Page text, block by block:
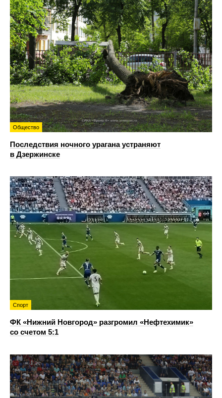
Общество
Последствия ночного урагана устраняют
в Дзержинске
Спорт
ФК «Нижний Новгород» разгромил «Нефтехимик»
со счетом 5:1